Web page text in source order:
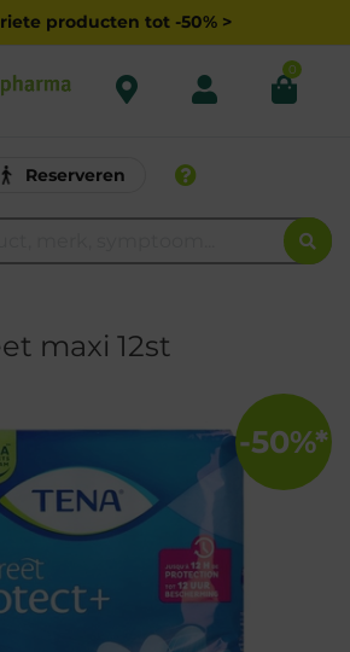
producten tot -50% >
0
Reserveren
maxi 12st
-50%*